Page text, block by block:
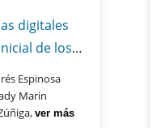
digitales
de los
Zúñiga, ver más